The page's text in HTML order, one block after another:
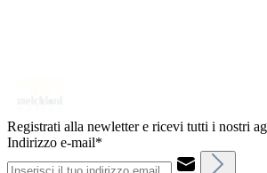
Registrati alla newletter e ricevi tutti i nostri
Indirizzo e-mail*